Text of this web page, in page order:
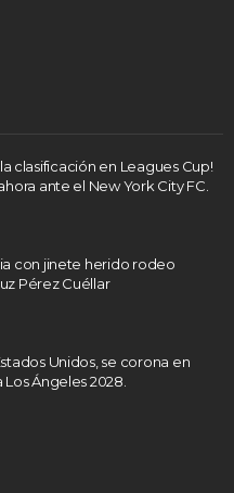
clasificación en Leagues Cup!
ante el New York City FC.
con jinete herido rodeo
Pérez Cuéllar
Unidos, se corona en
Ángeles 2028.